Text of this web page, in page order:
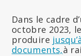
Dans le cadre
octobre 2023,
produire
documents,à